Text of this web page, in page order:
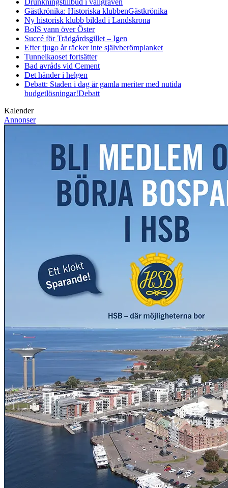
Gästkrönika: Historiska klubbenGästkrönika
Ny historisk klubb bildad i Landskrona
BoIS vann över Öster
Succé för Trädgårdsgillet – Igen
Efter tjugo år räcker inte självberömplanket
Tunnelkaoset fortsätter
Bad avråds vid Cement
Det händer i helgen
Debatt: Staden i dag är gamla meriter med nutida
budgetlösningar!Debatt
Kalender
Annonser